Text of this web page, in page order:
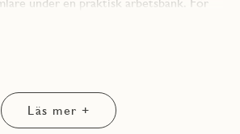
under en praktisk arbetsbänk. För
sitter en LED-list med dimmer som
fullt utrustat med moderna vitvaror
– allt som behövs för en lyckad
Läs mer +